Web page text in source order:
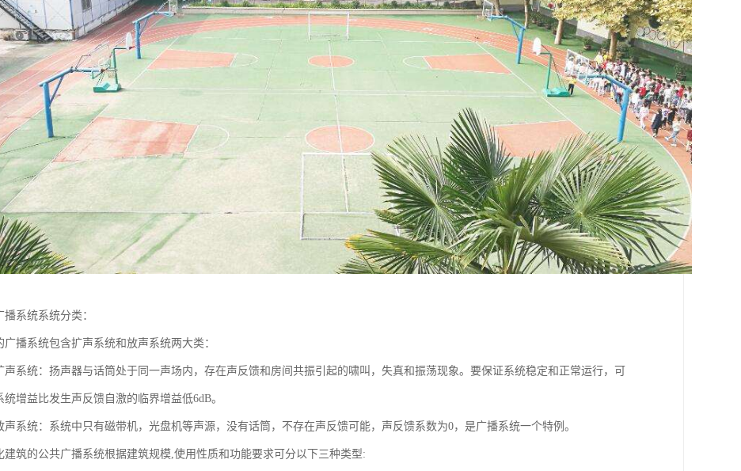
播系统系统分类：
广播系统包含扩声系统和放声系统两大类：
声系统：扬声器与话筒处于同一声场内，存在声反馈和房间共振引起的啸叫，失真和振荡现象。要保证系统稳定和正常运行，可
统增益比发生声反馈自激的临界增益低6dB。
声系统：系统中只有磁带机，光盘机等声源，没有话筒，不存在声反馈可能，声反馈系数为0，是广播系统一个特例。
建筑的公共广播系统根据建筑规模,使用性质和功能要求可分以下三种类型: